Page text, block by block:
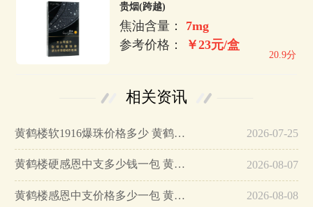
贵烟(跨越)
焦油含量： 7mg
参考价格：
￥23元/盒
20.9分
相关资讯
黄鹤楼软1916爆珠价格多少 黄鹤楼软包1916爆珠价格… 2026-07-25
黄鹤楼硬感恩中支多少钱一包 黄鹤楼硬感恩中支好抽吗… 2026-08-07
黄鹤楼感恩中支价格多少一包 黄鹤楼感恩中支好抽吗… 2026-08-08